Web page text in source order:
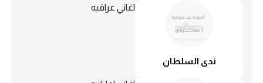
ندى السلطان
اغاني عراقيه